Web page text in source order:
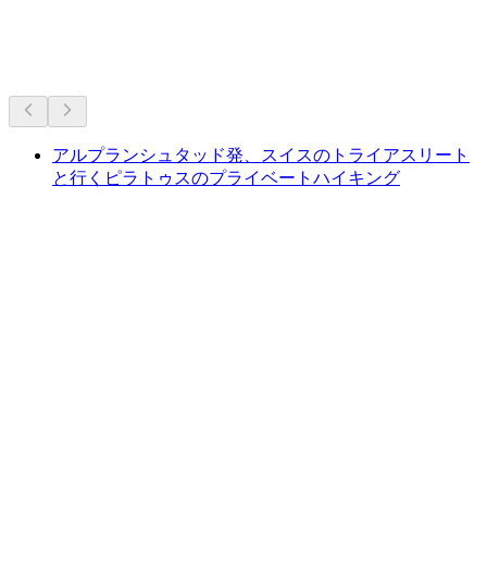
アルプランシュタッド発、スイスのトライアスリート
と行くピラトゥスのプライベートハイキング